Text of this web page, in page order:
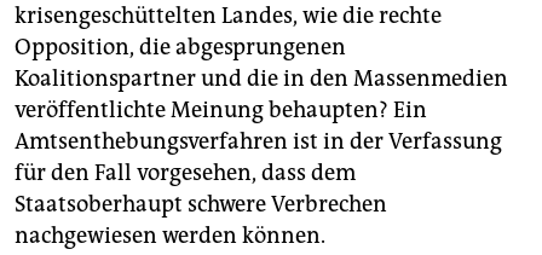
krisengeschüttelten Landes, wie die rechte
Opposition, die abgesprungenen
Koalitionspartner und die in den Massenmedien
veröffentlichte Meinung behaupten? Ein
Amtsenthebungsverfahren ist in der Verfassung
für den Fall vorgesehen, dass dem
Staatsoberhaupt schwere Verbrechen
nachgewiesen werden können.